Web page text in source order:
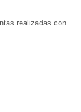
realizadas con